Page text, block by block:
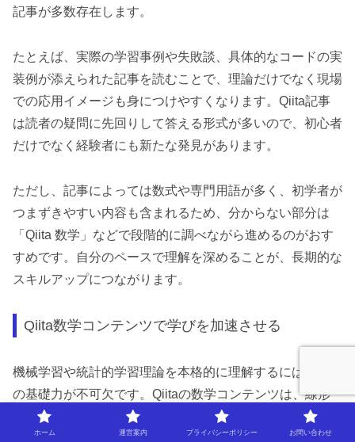
記事が多数存在します。
たとえば、実際の学習事例や失敗談、具体的なコードの実
装例が添えられた記事を読むことで、理論だけでなく現場
での応用イメージも身につけやすくなります。Qiita記事
は読者の疑問に先回りして答える形式が多いので、初心者
だけでなく経験者にも新たな発見があります。
ただし、記事によっては数式や専門用語が多く、初学者が
つまずきやすい内容も含まれるため、分からない部分は
「Qiita 数学」などで段階的に調べながら進めるのがおす
すめです。自分のペースで理解を深めることが、長期的な
スキルアップにつながります。
Qiita数学コンテンツで学びを加速させる
機械学習や統計的学習理論を本格的に理解するには、数学
の基礎力が不可欠です。Qiitaの数学コンテンツは、線形
代数や確率統計、微積分など、機械学習に必須のテーマを
体系的にカバーしています。
ホーム 運営案内 プライバシーポリシー お問い合わせ